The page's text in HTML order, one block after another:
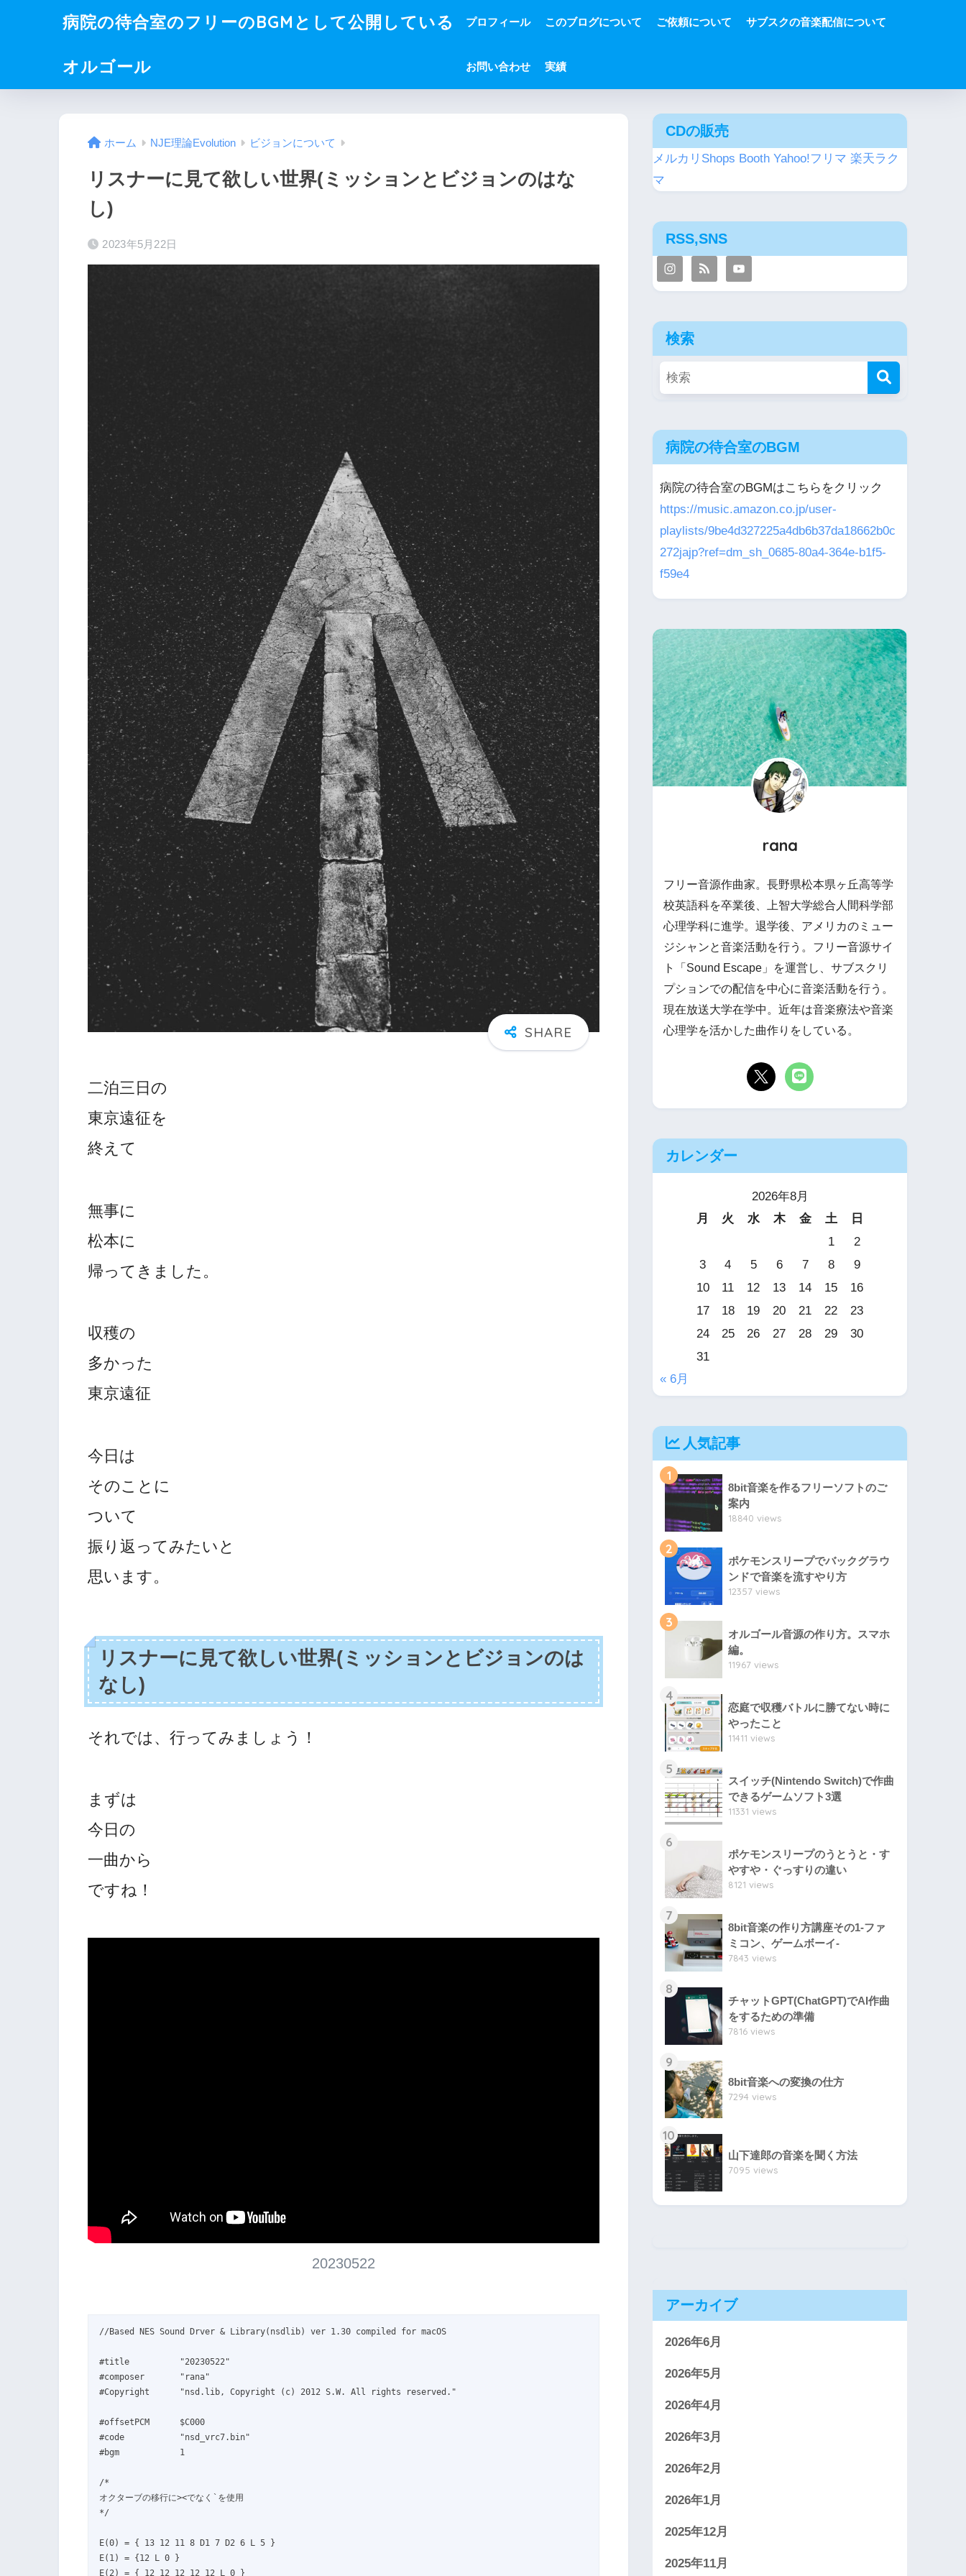
病院の待合室のフリーのBGMとして公開している
オルゴール
プロフィール このブログについて ご依頼について サブスクの音楽配信について
お問い合わせ 実績
ホーム NJE理論Evolution ビジョンについて
リスナーに見て欲しい世界(ミッションとビジョンのはな
し)
2023年5月22日
二泊三日の
東京遠征を
終えて
無事に
松本に
帰ってきました。
収穫の
多かった
東京遠征
今日は
そのことに
ついて
振り返ってみたいと
思います。
リスナーに見て欲しい世界(ミッションとビジョンのは
なし)
それでは、行ってみましょう！
まずは
今日の
一曲から
ですね！
20230522
//Based NES Sound Drver & Library(nsdlib) ver 1.30 compiled for macOS
#title		"20230522"
#composer	"rana"
#Copyright	"nsd.lib, Copyright (c) 2012 S.W. All rights reserved."
#offsetPCM	$C000
#code		"nsd_vrc7.bin"
#bgm		1
/*
オクターブの移行に><でなく`を使用
*/
E(0) = { 13 12 11 8 D1 7 D2 6 L 5 }
E(1) = {12 L 0 }
E(2) = { 12 12 12 12 12 L 0 }
CDの販売
メルカリShops Booth Yahoo!フリマ 楽天ラク
マ
RSS,SNS
検索
病院の待合室のBGM
病院の待合室のBGMはこちらをクリック
https://music.amazon.co.jp/user-
playlists/9be4d327225a4db6b37da18662b0c
272jajp?ref=dm_sh_0685-80a4-364e-b1f5-
f59e4
rana
フリー音源作曲家。長野県松本県ヶ丘高等学
校英語科を卒業後、上智大学総合人間科学部
心理学科に進学。退学後、アメリカのミュー
ジシャンと音楽活動を行う。フリー音源サイ
ト「Sound Escape」を運営し、サブスクリ
プションでの配信を中心に音楽活動を行う。
現在放送大学在学中。近年は音楽療法や音楽
心理学を活かした曲作りをしている。
カレンダー
2026年8月
月
火 水 木 金 土
日
1
2
3
4 5 6 7 8
9
10
11 12 13 14 15
16
17
18 19 20 21 22
23
24
25 26 27 28 29
30
31
« 6月
人気記事
1
8bit音楽を作るフリーソフトのご
案内
18840 views
2
ポケモンスリープでバックグラウ
ンドで音楽を流すやり方
12357 views
3
オルゴール音源の作り方。スマホ
編。
11967 views
4
恋庭で収穫バトルに勝てない時に
やったこと
11411 views
5
スイッチ(Nintendo Switch)で作曲
できるゲームソフト3選
11331 views
6
ポケモンスリープのうとうと・す
やすや・ぐっすりの違い
8121 views
7
8bit音楽の作り方講座その1-ファ
ミコン、ゲームボーイ-
7843 views
8
チャットGPT(ChatGPT)でAI作曲
をするための準備
7816 views
9
8bit音楽への変換の仕方
7294 views
10
山下達郎の音楽を聞く方法
7095 views
アーカイブ
2026年6月
2026年5月
2026年4月
2026年3月
2026年2月
2026年1月
2025年12月
2025年11月